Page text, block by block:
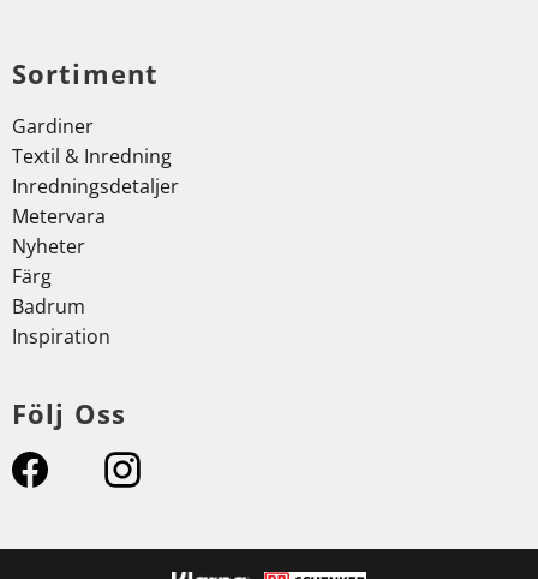
Sortiment
Gardiner
Textil & Inredning
Inredningsdetaljer
Metervara
Nyheter
Färg
Badrum
Inspiration
Följ Oss